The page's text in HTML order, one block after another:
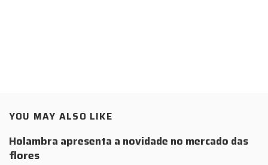
YOU MAY ALSO LIKE
Holambra apresenta a novidade no mercado das
flores